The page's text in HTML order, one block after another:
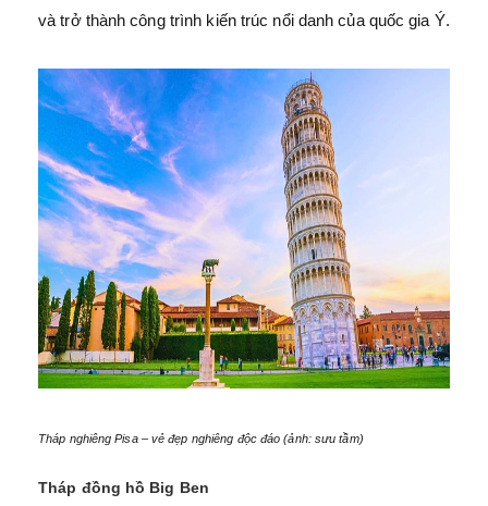
và trở thành công trình kiến trúc nổi danh của quốc gia Ý.
Tháp nghiêng Pisa – vẻ đẹp nghiêng độc đáo (ảnh: sưu tầm)
Tháp đồng hồ Big Ben